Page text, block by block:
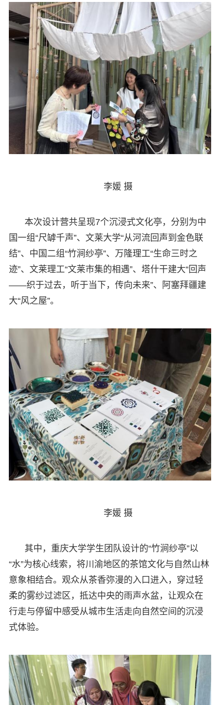
李媛 摄
本次设计营共呈现7个沉浸式文化亭，分别为中
国一组“尺罅千声”、文莱大学“从河流回声到金色联
结”、中国二组“竹涧纱亭”、万隆理工“生命三时之
迹”、文莱理工“文莱市集的相遇”、塔什干建大“回声
——织于过去，听于当下，传向未来”、阿塞拜疆建
大“风之屋”。
李媛 摄
其中，重庆大学学生团队设计的“竹涧纱亭”以
“水”为核心线索，将川渝地区的茶馆文化与自然山林
意象相结合。观众从茶香弥漫的入口进入，穿过轻
柔的雾纱过滤区，抵达中央的雨声水盆，让观众在
行走与停留中感受从城市生活走向自然空间的沉浸
式体验。